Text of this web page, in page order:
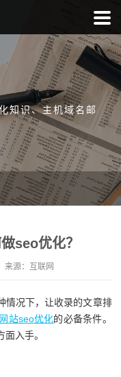
知识、主机域名邮
seo优化？
来源：互联网
况下，让收录的文章排
网站seo优化的必备条件。
入手。